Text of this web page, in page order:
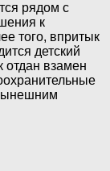
рядом с
к
того, впритык
детский
отдан взамен